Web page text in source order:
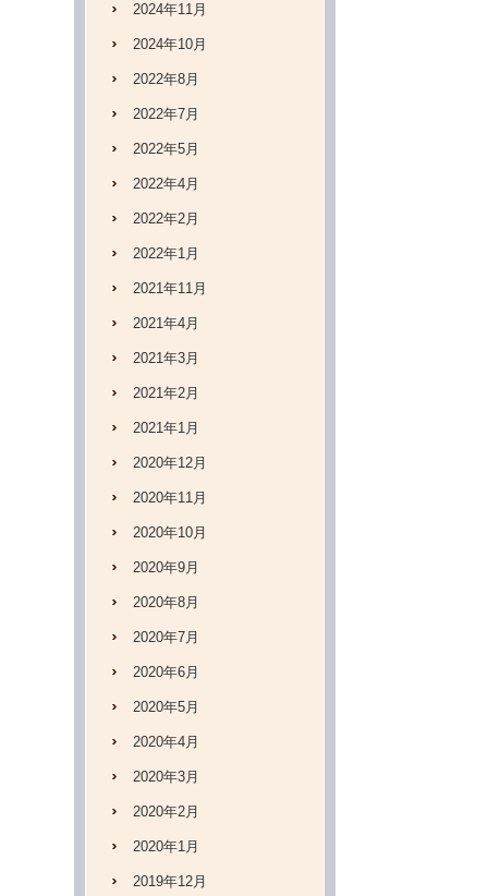
2024年11月
2024年10月
2022年8月
2022年7月
2022年5月
2022年4月
2022年2月
2022年1月
2021年11月
2021年4月
2021年3月
2021年2月
2021年1月
2020年12月
2020年11月
2020年10月
2020年9月
2020年8月
2020年7月
2020年6月
2020年5月
2020年4月
2020年3月
2020年2月
2020年1月
2019年12月